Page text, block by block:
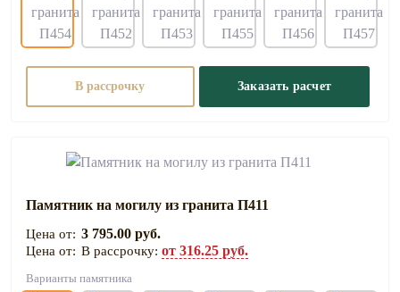
В рассрочку Заказать расчет
Памятник на могилу из гранита П411
3 795.00 руб.
В рассрочку: от 316.25 руб.
Варианты памятника